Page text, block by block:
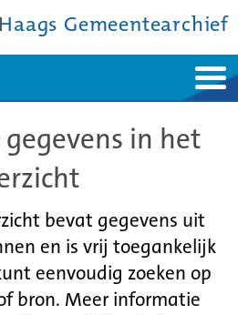
Haags Gemeentearchief
in het
bevat gegevens uit
en is vrij toegankelijk
eenvoudig zoeken op
bron. Meer informatie